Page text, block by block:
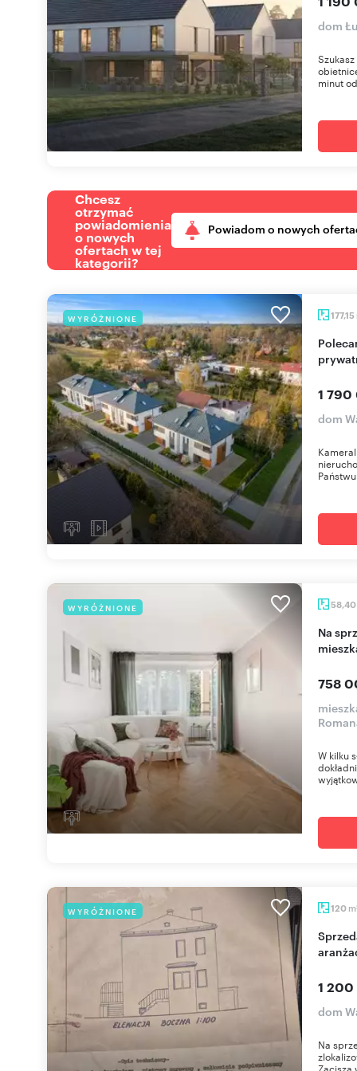
dom
minut
Chcesz
otrzymać
powiadomienia
o nowych
ofertach w tej
kategorii?
Powiadom o nowych
WYRÓŻNIONE 177,15
Polecam nowoczesne bliźniaki 177 m² z
1 790
dom
WYRÓŻNIONE 58,40
Na sprzedaż funkcjonalne 3-pokojowe
758
W kilku
WYRÓŻNIONE 120 m
Sprzedam dom 120 m² z garażem i potencjałem
1 200
dom
Na
Zacisza